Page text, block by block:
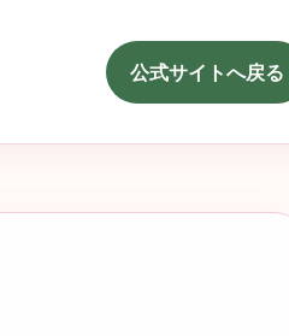
公式サイトへ戻る